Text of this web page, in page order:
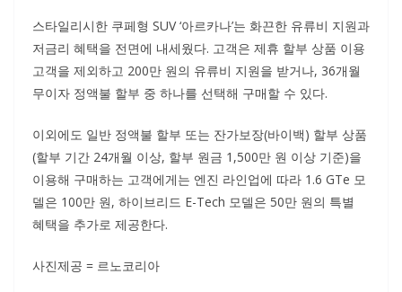
스타일리시한 쿠페형 SUV ‘아르카나’는 화끈한 유류비 지원과
저금리 혜택을 전면에 내세웠다. 고객은 제휴 할부 상품 이용
고객을 제외하고 200만 원의 유류비 지원을 받거나, 36개월
무이자 정액불 할부 중 하나를 선택해 구매할 수 있다.
이외에도 일반 정액불 할부 또는 잔가보장(바이백) 할부 상품
(할부 기간 24개월 이상, 할부 원금 1,500만 원 이상 기준)을
이용해 구매하는 고객에게는 엔진 라인업에 따라 1.6 GTe 모
델은 100만 원, 하이브리드 E-Tech 모델은 50만 원의 특별
혜택을 추가로 제공한다.
사진제공 = 르노코리아